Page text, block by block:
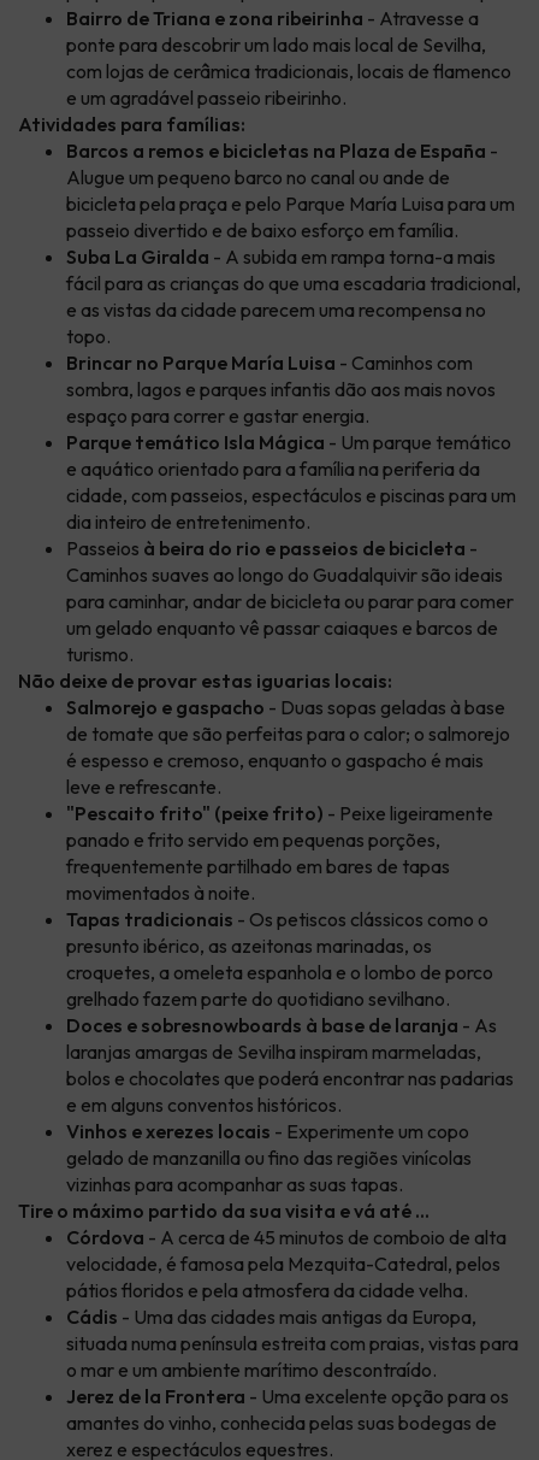
Bairro de Triana e zona ribeirinha - Atravesse a
ponte para descobrir um lado mais local de Sevilha,
com lojas de cerâmica tradicionais, locais de flamenco
e um agradável passeio ribeirinho.
Atividades para famílias:
Barcos a remos e bicicletas na Plaza de España -
Alugue um pequeno barco no canal ou ande de
bicicleta pela praça e pelo Parque María Luisa para um
passeio divertido e de baixo esforço em família.
Suba La Giralda - A subida em rampa torna-a mais
fácil para as crianças do que uma escadaria tradicional,
e as vistas da cidade parecem uma recompensa no
topo.
Brincar no Parque María Luisa - Caminhos com
sombra, lagos e parques infantis dão aos mais novos
espaço para correr e gastar energia.
Parque temático Isla Mágica - Um parque temático
e aquático orientado para a família na periferia da
cidade, com passeios, espectáculos e piscinas para um
dia inteiro de entretenimento.
Passeios à beira do rio e passeios de bicicleta -
Caminhos suaves ao longo do Guadalquivir são ideais
para caminhar, andar de bicicleta ou parar para comer
um gelado enquanto vê passar caiaques e barcos de
turismo.
Não deixe de provar estas iguarias locais:
Salmorejo e gaspacho - Duas sopas geladas à base
de tomate que são perfeitas para o calor; o salmorejo
é espesso e cremoso, enquanto o gaspacho é mais
leve e refrescante.
"Pescaito frito" (peixe frito) - Peixe ligeiramente
panado e frito servido em pequenas porções,
frequentemente partilhado em bares de tapas
movimentados à noite.
Tapas tradicionais - Os petiscos clássicos como o
presunto ibérico, as azeitonas marinadas, os
croquetes, a omeleta espanhola e o lombo de porco
grelhado fazem parte do quotidiano sevilhano.
Doces e sobresnowboards à base de laranja - As
laranjas amargas de Sevilha inspiram marmeladas,
bolos e chocolates que poderá encontrar nas padarias
e em alguns conventos históricos.
Vinhos e xerezes locais - Experimente um copo
gelado de manzanilla ou fino das regiões vinícolas
vizinhas para acompanhar as suas tapas.
Tire o máximo partido da sua visita e vá até ...
Córdova - A cerca de 45 minutos de comboio de alta
velocidade, é famosa pela Mezquita-Catedral, pelos
pátios floridos e pela atmosfera da cidade velha.
Cádis - Uma das cidades mais antigas da Europa,
situada numa península estreita com praias, vistas para
o mar e um ambiente marítimo descontraído.
Jerez de la Frontera - Uma excelente opção para os
amantes do vinho, conhecida pelas suas bodegas de
xerez e espectáculos equestres.